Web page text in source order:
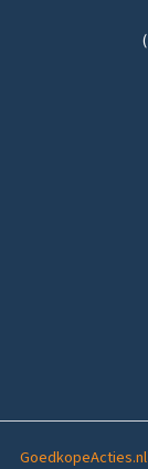
GoedkopeActies.nl